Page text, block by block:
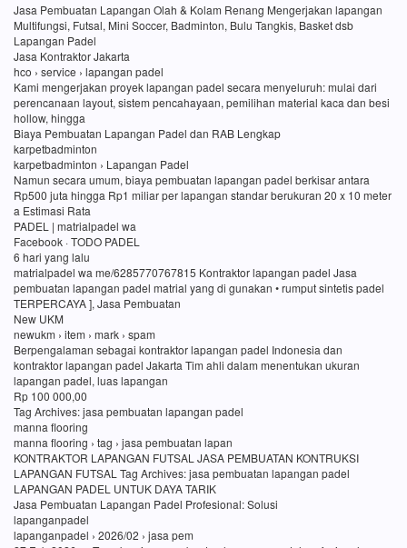
Jasa Pembuatan Lapangan Olah & Kolam Renang Mengerjakan lapangan
Multifungsi, Futsal, Mini Soccer, Badminton, Bulu Tangkis, Basket dsb
Lapangan Padel
Jasa Kontraktor Jakarta
hco › service › lapangan padel
Kami mengerjakan proyek lapangan padel secara menyeluruh: mulai dari
perencanaan layout, sistem pencahayaan, pemilihan material kaca dan besi
hollow, hingga
Biaya Pembuatan Lapangan Padel dan RAB Lengkap
karpetbadminton
karpetbadminton › Lapangan Padel
Namun secara umum, biaya pembuatan lapangan padel berkisar antara
Rp500 juta hingga Rp1 miliar per lapangan standar berukuran 20 x 10 meter
a Estimasi Rata
PADEL | matrialpadel wa
Facebook · TODO PADEL
6 hari yang lalu
matrialpadel wa me/6285770767815 Kontraktor lapangan padel Jasa
pembuatan lapangan padel matrial yang di gunakan • rumput sintetis padel
TERPERCAYA ], Jasa Pembuatan
New UKM
newukm › item › mark › spam
Berpengalaman sebagai kontraktor lapangan padel Indonesia dan
kontraktor lapangan padel Jakarta Tim ahli dalam menentukan ukuran
lapangan padel, luas lapangan
Rp 100 000,00
Tag Archives: jasa pembuatan lapangan padel
manna flooring
manna flooring › tag › jasa pembuatan lapan
KONTRAKTOR LAPANGAN FUTSAL JASA PEMBUATAN KONTRUKSI
LAPANGAN FUTSAL Tag Archives: jasa pembuatan lapangan padel
LAPANGAN PADEL UNTUK DAYA TARIK
Jasa Pembuatan Lapangan Padel Profesional: Solusi
lapanganpadel
lapanganpadel › 2026/02 › jasa pem